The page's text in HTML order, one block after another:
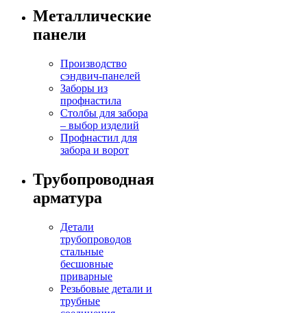
Металлические
панели
Производство
сэндвич-панелей
Заборы из
профнастила
Столбы для забора
– выбор изделий
Профнастил для
забора и ворот
Трубопроводная
арматура
Детали
трубопроводов
стальные
бесшовные
приварные
Резьбовые детали и
трубные